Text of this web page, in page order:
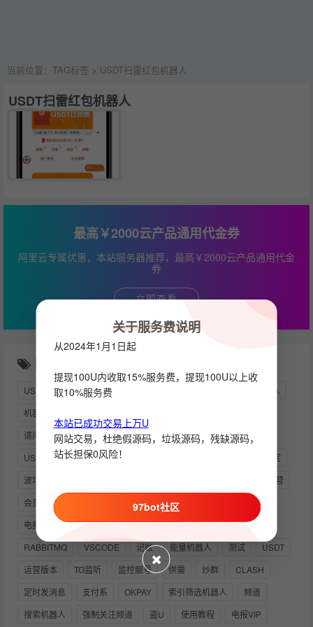
当前位置： TAG标签 > USDT扫雷红包机器人
USDT扫雷红包机器人
最高￥2000云产品通用代金券
阿里云专属优惠，本站服务器推荐，最高￥2000云产品通用代金
券
立即查看
USDT交易监听 强制
NODE机器人
机器人部署教程
请问下协议好是如何弄的啊
自定义 事件机器人
链接
USDT靓号
快三 支付系统源码
抽奖
波场官方
可运营
会员
授权 炒群机器人
电报群
创建机器人 踢用户出群 机器人源码
中文
RABBITMQ
VSCODE 记账 能量机器人 测试
USDT
运营版本
TG监听 监控靓号 供需 炒群
CLASH
定时发消息
支付系 OKPAY 索引筛选机器人
频道
搜索机器人
强制关注频道 盗U 使用教程 电报VIP
关于服务费说明
从2024年1月1日起
提现100U内收取15%服务费，提现100U以上收
取10%服务费
本站已成功交易上万U
网站交易，杜绝假源码，垃圾源码，残缺源码，
站长担保0风险！
97bot社区